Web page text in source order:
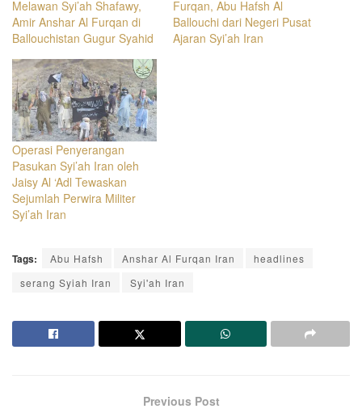
Melawan Syi’ah Shafawy,
Amir Anshar Al Furqan di
Ballouchistan Gugur Syahid
Furqan, Abu Hafsh Al
Ballouchi dari Negeri Pusat
Ajaran Syi’ah Iran
Operasi Penyerangan
Pasukan Syi’ah Iran oleh
Jaisy Al ‘Adl Tewaskan
Sejumlah Perwira Militer
Syi’ah Iran
Tags: Abu Hafsh Anshar Al Furqan Iran
headlines
serang Syiah Iran
Syi'ah Iran
Previous Post